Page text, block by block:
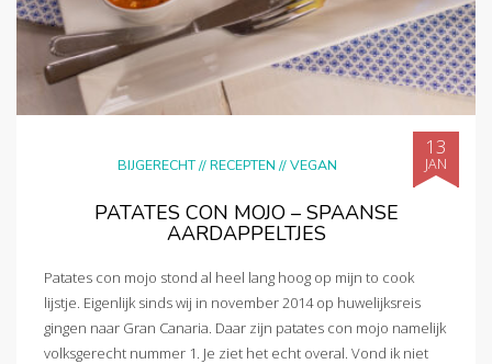
BIJGERECHT//RECEPTEN //VEGAN
13
JAN
PATATES CON MOJO – SPAANSE
AARDAPPELTJES
Patates con mojo stond al heel lang hoog op mijn to cook
lijstje. Eigenlijk sinds wij in november 2014 op huwelijksreis
gingen naar Gran Canaria. Daar zijn patates con mojo namelijk
volksgerecht nummer 1. Je ziet het echt overal. Vond ik niet